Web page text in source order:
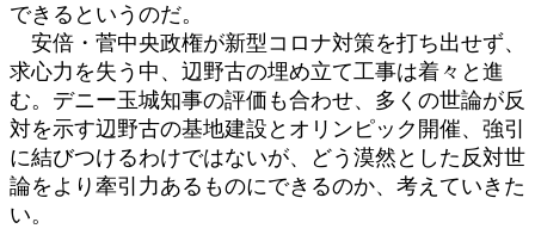
できるというのだ。
安倍・菅中央政権が新型コロナ対策を打ち出せず、
求心力を失う中、辺野古の埋め立て工事は着々と進
む。デニー玉城知事の評価も合わせ、多くの世論が反
対を示す辺野古の基地建設とオリンピック開催、強引
に結びつけるわけではないが、どう漠然とした反対世
論をより牽引力あるものにできるのか、考えていきた
い。